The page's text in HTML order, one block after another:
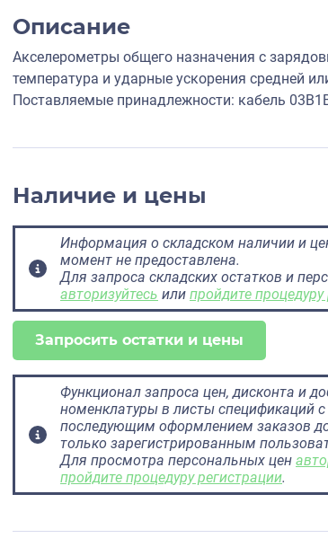
Описание
Акселерометры общего назначения с
температура и ударные ускорения средней
Поставляемые принадлежности: кабель
Наличие и цены
Информация о складском наличии и
момент не предоставлена.
Для запроса складских остатков и
авторизуйтесь или пройдите
Запросить остатки и цены
Функционал запроса цен, дисконта и
номенклатуры в листы спецификаций с
последующим оформлением заказов
только зарегистрированным
Для просмотра персональных цен
пройдите процедуру регистрации.